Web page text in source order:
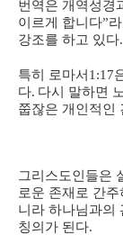
번역은 개역성경
이르게 합니다”
강조를 하고 있다.
특히 로마서 1:17
다. 다시 말하면
쭙잖은 개인적인
그리스도인들은
로운 존재로 간
니라 하나님과의
칭의가 된다.